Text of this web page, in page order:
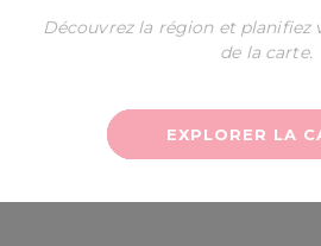
Découvrez la région et planifiez
de la carte.
EXPLORER LA